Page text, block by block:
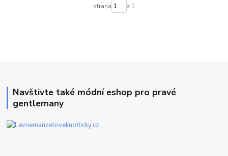
strana z 1
Navštivte také módní eshop pro pravé
gentlemany